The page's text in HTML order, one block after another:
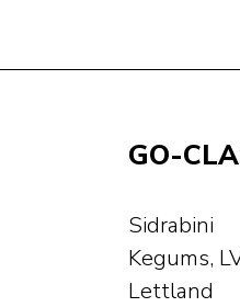
GO-
Sidrabini
Kegums,
Lettland